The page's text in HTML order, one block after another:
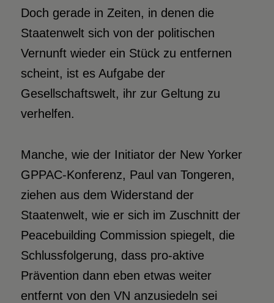
Doch gerade in Zeiten, in denen die
Staatenwelt sich von der politischen
Vernunft wieder ein Stück zu entfernen
scheint, ist es Aufgabe der
Gesellschaftswelt, ihr zur Geltung zu
verhelfen.
Manche, wie der Initiator der New Yorker
GPPAC-Konferenz, Paul van Tongeren,
ziehen aus dem Widerstand der
Staatenwelt, wie er sich im Zuschnitt der
Peacebuilding Commission spiegelt, die
Schlussfolgerung, dass pro-aktive
Prävention dann eben etwas weiter
entfernt von den VN anzusiedeln sei